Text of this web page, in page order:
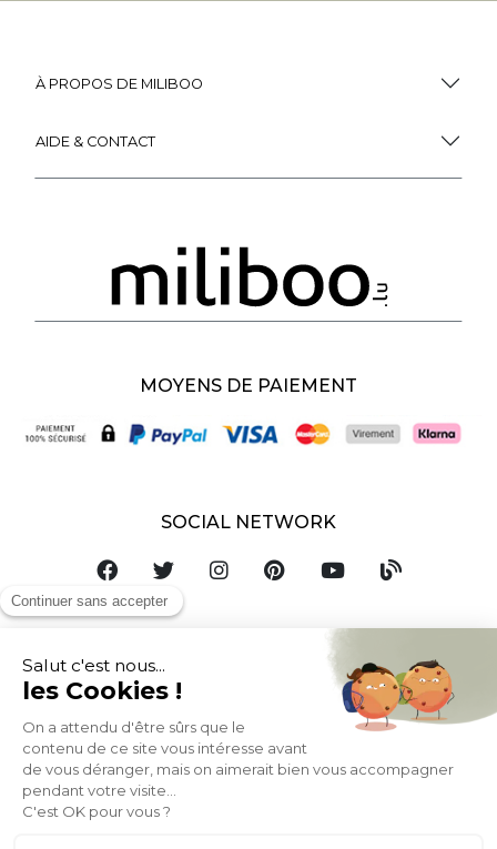
À PROPOS DE MILIBOO
AIDE & CONTACT
MOYENS DE PAIEMENT
SOCIAL NETWORK
Tous droits réservés